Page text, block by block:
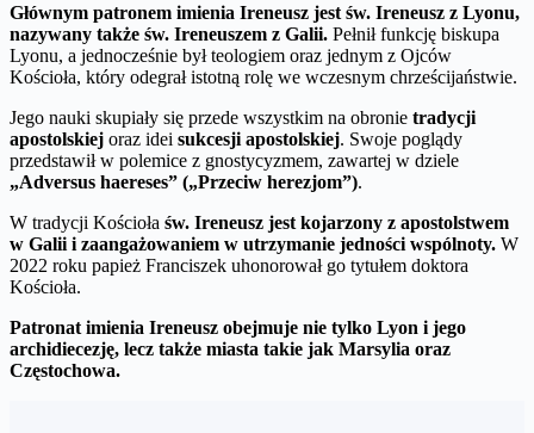
Głównym patronem imienia Ireneusz jest św. Ireneusz z Lyonu,
nazywany także św. Ireneuszem z Galii. Pełnił funkcję biskupa
Lyonu, a jednocześnie był teologiem oraz jednym z Ojców
Kościoła, który odegrał istotną rolę we wczesnym chrześcijaństwie.
Jego nauki skupiały się przede wszystkim na obronie tradycji
apostolskiej oraz idei sukcesji apostolskiej. Swoje poglądy
przedstawił w polemice z gnostycyzmem, zawartej w dziele
„Adversus haereses” („Przeciw herezjom”).
W tradycji Kościoła św. Ireneusz jest kojarzony z apostolstwem
w Galii i zaangażowaniem w utrzymanie jedności wspólnoty. W
2022 roku papież Franciszek uhonorował go tytułem doktora
Kościoła.
Patronat imienia Ireneusz obejmuje nie tylko Lyon i jego
archidiecezję, lecz także miasta takie jak Marsylia oraz
Częstochowa.